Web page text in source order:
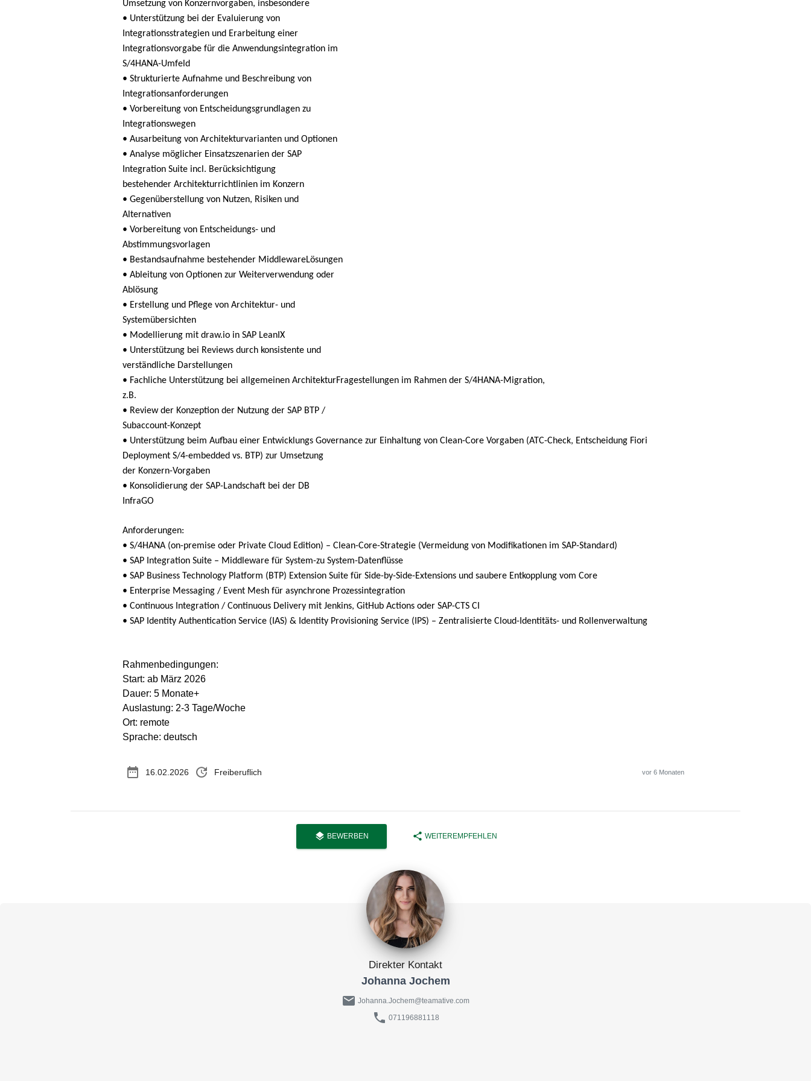
Umsetzung von Konzernvorgaben, insbesondere
• Unterstützung bei der Evaluierung von
Integrationsstrategien und Erarbeitung einer
Integrationsvorgabe für die Anwendungsintegration im
S/4HANA-Umfeld
• Strukturierte Aufnahme und Beschreibung von
Integrationsanforderungen
• Vorbereitung von Entscheidungsgrundlagen zu
Integrationswegen
• Ausarbeitung von Architekturvarianten und Optionen
• Analyse möglicher Einsatzszenarien der SAP
Integration Suite incl. Berücksichtigung
bestehender Architekturrichtlinien im Konzern
• Gegenüberstellung von Nutzen, Risiken und
Alternativen
• Vorbereitung von Entscheidungs- und
Abstimmungsvorlagen
• Bestandsaufnahme bestehender MiddlewareLösungen
• Ableitung von Optionen zur Weiterverwendung oder
Ablösung
• Erstellung und Pflege von Architektur- und
Systemübersichten
• Modellierung mit draw.io in SAP LeanIX
• Unterstützung bei Reviews durch konsistente und
verständliche Darstellungen
• Fachliche Unterstützung bei allgemeinen ArchitekturFragestellungen im Rahmen der S/4HANA-Migration,
z.B.
• Review der Konzeption der Nutzung der SAP BTP /
Subaccount-Konzept
• Unterstützung beim Aufbau einer Entwicklungs Governance zur Einhaltung von Clean-Core Vorgaben (ATC-Check, Entscheidung Fiori
Deployment S/4-embedded vs. BTP) zur Umsetzung
der Konzern-Vorgaben
• Konsolidierung der SAP-Landschaft bei der DB
InfraGO
Anforderungen:
• S/4HANA (on-premise oder Private Cloud Edition) – Clean-Core-Strategie (Vermeidung von Modifikationen im SAP-Standard)
• SAP Integration Suite – Middleware für System-zu System-Datenflüsse
• SAP Business Technology Platform (BTP) Extension Suite für Side-by-Side-Extensions und saubere Entkopplung vom Core
• Enterprise Messaging / Event Mesh für asynchrone Prozessintegration
• Continuous Integration / Continuous Delivery mit Jenkins, GitHub Actions oder SAP-CTS CI
• SAP Identity Authentication Service (IAS) & Identity Provisioning Service (IPS) – Zentralisierte Cloud-Identitäts- und Rollenverwaltung
Rahmenbedingungen:
Start: ab März 2026
Dauer: 5 Monate+
Auslastung: 2-3 Tage/Woche
Ort: remote
Sprache: deutsch
date_range 16.02.2026 update Freiberuflich vor 6 Monaten
layers BEWERBEN share WEITEREMPFEHLEN
Direkter Kontakt
Johanna Jochem
mail Johanna.Jochem@teamative.com
phone 071196881118